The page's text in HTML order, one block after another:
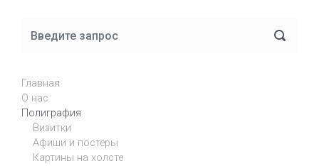
Главная
О нас
Полиграфия
Визитки
Афиши и постеры
Картины на холсте